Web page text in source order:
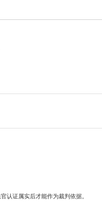
认证属实后才能作为裁判依据。